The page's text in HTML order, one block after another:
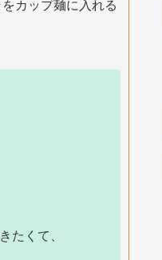
カップ麺に入れる
たくて、